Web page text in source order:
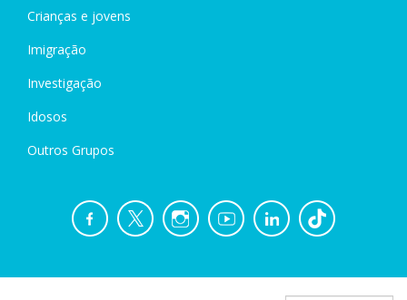
Crianças e jovens
Imigração
Investigação
Idosos
Outros Grupos